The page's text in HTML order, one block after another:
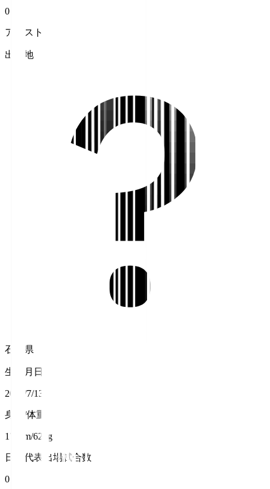
0
アシスト
出身地
石川県
生年月日
2003/7/13
身長/体重
170cm/62kg
日本代表出場試合数
0